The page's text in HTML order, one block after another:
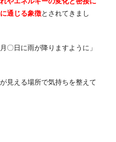
通じる象徴とされてきまし
〇日に雨が降りますように」
見える場所で気持ちを整えて